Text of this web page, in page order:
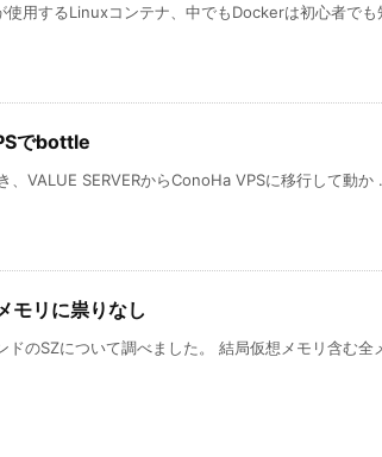
使用するLinuxコンテナ、中でもDockerは初心者でも
でbottle
、VALUE SERVERからConoHa VPSに移行して動か
モリに祟りなし
ドのSZについて調べました。 結局仮想メモリ含む全